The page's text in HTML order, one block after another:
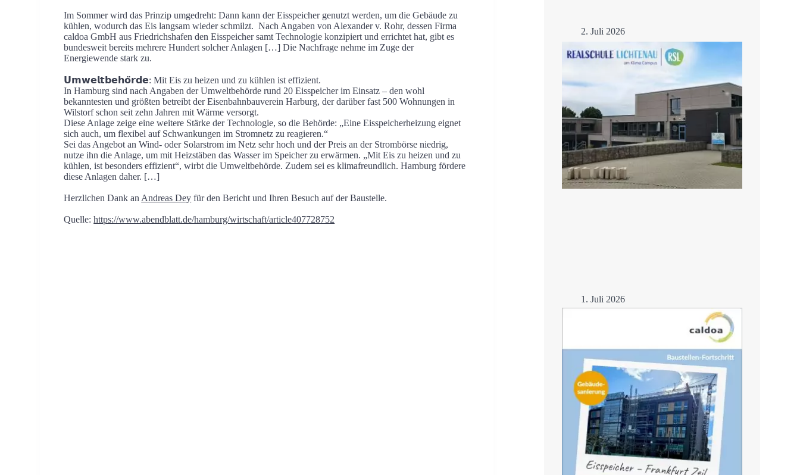
Im Sommer wird das Prinzip umgedreht: Dann kann der Eisspeicher genutzt werden, um die Gebäude zu
kühlen, wodurch das Eis langsam wieder schmilzt. Nach Angaben von Alexander v. Rohr, dessen Firma
caldoa GmbH aus Friedrichshafen den Eisspeicher samt Technologie konzipiert und errichtet hat, gibt es
bundesweit bereits mehrere Hundert solcher Anlagen […] Die Nachfrage nehme im Zuge der
Energiewende stark zu.
𝗨𝗺𝘄𝗲𝗹𝘁𝗯𝗲𝗵𝗼̈𝗿𝗱𝗲: Mit Eis zu heizen und zu kühlen ist effizient.
In Hamburg sind nach Angaben der Umweltbehörde rund 20 Eisspeicher im Einsatz – den wohl
bekanntesten und größten betreibt der Eisenbahnbauverein Harburg, der darüber fast 500 Wohnungen in
Wilstorf schon seit zehn Jahren mit Wärme versorgt.
Diese Anlage zeige eine weitere Stärke der Technologie, so die Behörde: „Eine Eisspeicherheizung eignet
sich auch, um flexibel auf Schwankungen im Stromnetz zu reagieren.“
Sei das Angebot an Wind- oder Solarstrom im Netz sehr hoch und der Preis an der Strombörse niedrig,
nutze ihn die Anlage, um mit Heizstäben das Wasser im Speicher zu erwärmen. „Mit Eis zu heizen und zu
kühlen, ist besonders effizient“, wirbt die Umweltbehörde. Zudem sei es klimafreundlich. Hamburg fördere
diese Anlagen daher. […]
Herzlichen Dank an Andreas Dey für den Bericht und Ihren Besuch auf der Baustelle.
Quelle:https://www.abendblatt.de/hamburg/wirtschaft/article407728752
2. Juli 2026
Sommerfest 2026
1. Juli 2026
Lernen trotz Hitze –
Mehr